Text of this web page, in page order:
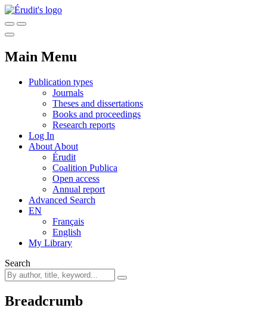
Main Menu
Publication types
Journals
Theses and dissertations
Books and proceedings
Research reports
Log In
About About
Érudit
Coalition Publica
Open access
Annual report
Advanced Search
EN
Français
English
My Library
Search
Breadcrumb